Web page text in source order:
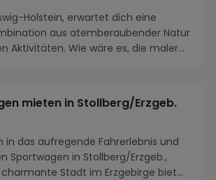
Holstein, erwartet dich eine
aus atemberaubender Natur
Aktivitäten. Wie wäre es, die maler...
mieten in Stollberg/Erzgeb.
in das aufregende Fahrerlebnis und
Sportwagen in Stollberg/Erzgeb.,
charmante Stadt im Erzgebirge biet...